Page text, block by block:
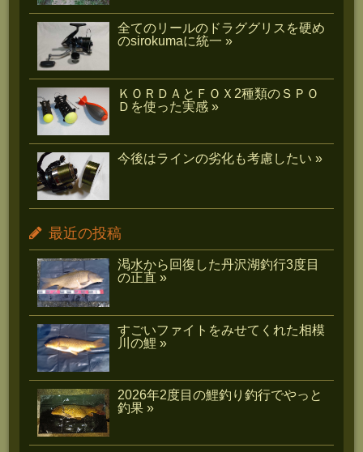
全てのリールのドラググリスを硬め
のsirokumaに統一 »
ＫＯＲＤＡとＦＯＸ2種類のＳＰＯ
Ｄを使った実感 »
今後はラインの劣化も考慮したい »
最近の投稿
渇水から回復した丹沢湖釣行3度目
の正直 »
すごいファイトをみせてくれた相模
川の鯉 »
2026年2度目の鯉釣り釣行でやっと
釣果 »